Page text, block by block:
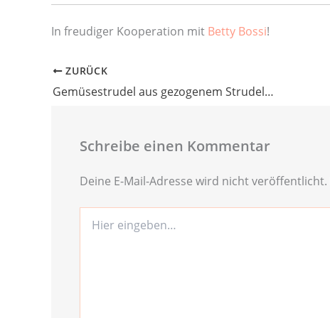
In freudiger Kooperation mit Betty Bossi!
ZURÜCK
Gemüsestrudel aus gezogenem Strudelteig
Schreibe einen Kommentar
Deine E-Mail-Adresse wird nicht veröffentlicht.
eingeben…